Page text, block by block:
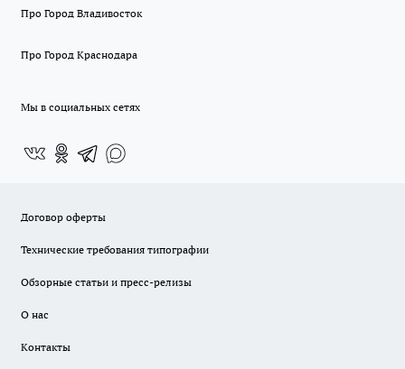
Про Город Владивосток
Про Город Краснодара
Мы в социальных сетях
Договор оферты
Технические требования типографии
Обзорные статьи и пресс-релизы
О нас
Контакты